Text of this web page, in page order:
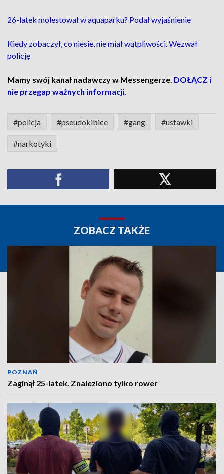
26-latek molestował w aquaparku? Podał wyjaśnienie
Kiedy zobaczył, co niesie, nie miał wątpliwości. Wezwał
policję
Mamy swój kanał nadawczy w Messengerze. DOŁĄCZ i
nie przegap ważnych informacji.
#policja #pseudokibice #gang #ustawki
#narkotyki
ZOBACZ TAKŻE
POZNAŃ
Zaginął 25-latek. Znaleziono tylko rower